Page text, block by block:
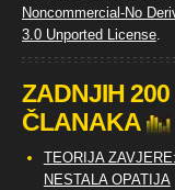
Noncommercial-No
3.0 Unported License.
ZADNJIH 200
ČLANAKA
TEORIJA
NESTALA OPATIJA